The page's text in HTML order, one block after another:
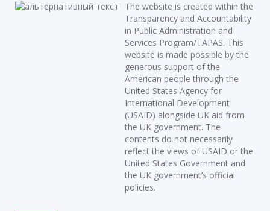
The website is created within the
Transparency and Accountability
in Public Administration and
Services Program/TAPAS. This
website is made possible by the
generous support of the
American people through the
United States Agency for
International Development
(USAID) alongside UK aid from
the UK government. The
contents do not necessarily
reflect the views of USAID or the
United States Government and
the UK government’s official
policies.